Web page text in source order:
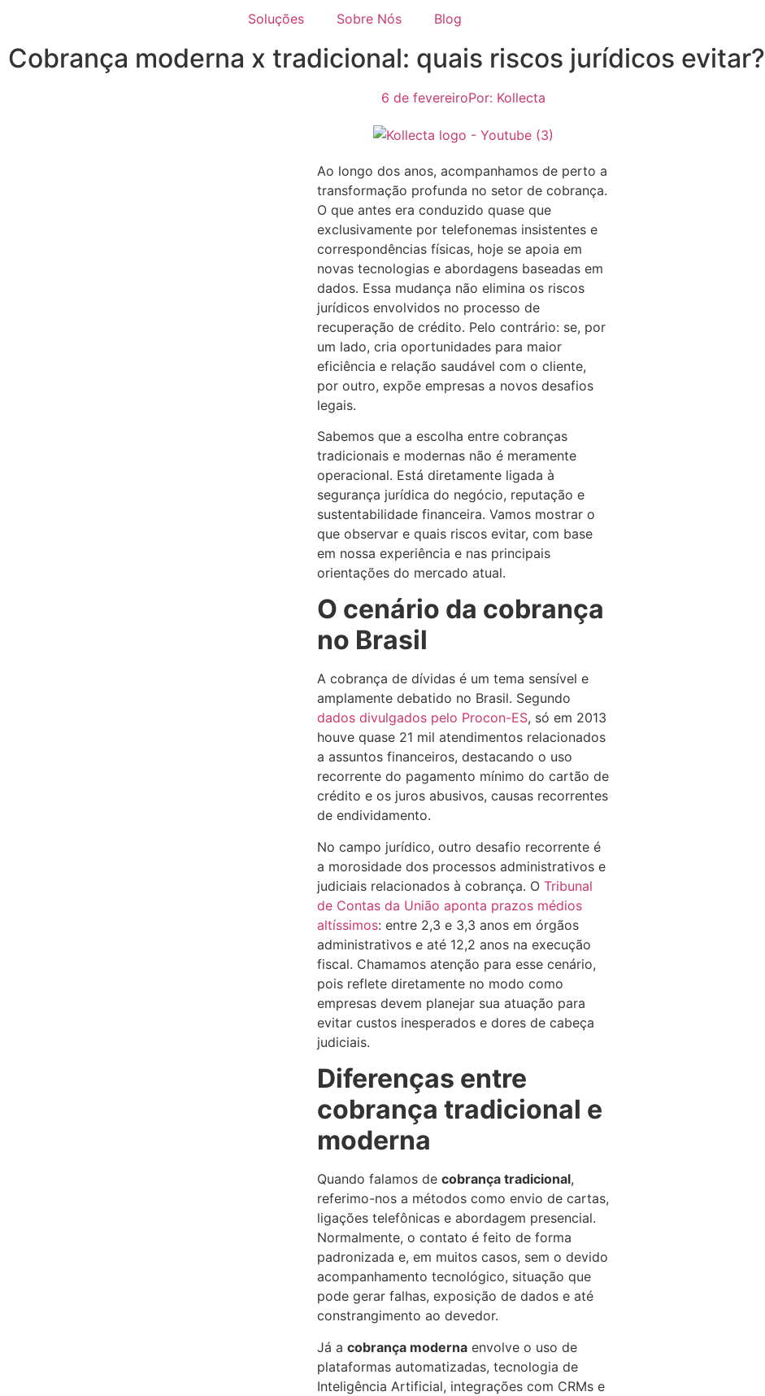
Soluções Sobre Nós Blog
Cobrança moderna x tradicional: quais riscos jurídicos evitar?
6 de fevereiroPor: Kollecta
Ao longo dos anos, acompanhamos de perto a
transformação profunda no setor de cobrança.
O que antes era conduzido quase que
exclusivamente por telefonemas insistentes e
correspondências físicas, hoje se apoia em
novas tecnologias e abordagens baseadas em
dados. Essa mudança não elimina os riscos
jurídicos envolvidos no processo de
recuperação de crédito. Pelo contrário: se, por
um lado, cria oportunidades para maior
eficiência e relação saudável com o cliente,
por outro, expõe empresas a novos desafios
legais.
Sabemos que a escolha entre cobranças
tradicionais e modernas não é meramente
operacional. Está diretamente ligada à
segurança jurídica do negócio, reputação e
sustentabilidade financeira. Vamos mostrar o
que observar e quais riscos evitar, com base
em nossa experiência e nas principais
orientações do mercado atual.
O cenário da cobrança
no Brasil
A cobrança de dívidas é um tema sensível e
amplamente debatido no Brasil. Segundo
dados divulgados pelo Procon-ES, só em 2013
houve quase 21 mil atendimentos relacionados
a assuntos financeiros, destacando o uso
recorrente do pagamento mínimo do cartão de
crédito e os juros abusivos, causas recorrentes
de endividamento.
No campo jurídico, outro desafio recorrente é
a morosidade dos processos administrativos e
judiciais relacionados à cobrança. O Tribunal
de Contas da União aponta prazos médios
altíssimos: entre 2,3 e 3,3 anos em órgãos
administrativos e até 12,2 anos na execução
fiscal. Chamamos atenção para esse cenário,
pois reflete diretamente no modo como
empresas devem planejar sua atuação para
evitar custos inesperados e dores de cabeça
judiciais.
Diferenças entre
cobrança tradicional e
moderna
Quando falamos de cobrança tradicional,
referimo-nos a métodos como envio de cartas,
ligações telefônicas e abordagem presencial.
Normalmente, o contato é feito de forma
padronizada e, em muitos casos, sem o devido
acompanhamento tecnológico, situação que
pode gerar falhas, exposição de dados e até
constrangimento ao devedor.
Já a cobrança modernaenvolve o uso de
plataformas automatizadas, tecnologia de
Inteligência Artificial, integrações com CRMs e